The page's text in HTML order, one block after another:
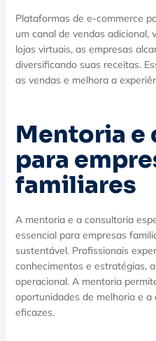
Plataformas de e-commerce
um canal de vendas adicional,
lojas virtuais, as empresas
diversificando suas receitas.
as vendas e melhora a
Mentoria e
para
familiares
A mentoria e a consultoria
essencial para empresas
sustentável. Profissionais
conhecimentos e estratégias,
operacional. A mentoria
oportunidades de melhoria e
eficazes.